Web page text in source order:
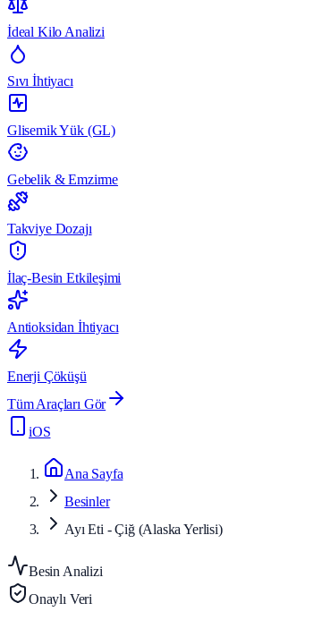
İdeal Kilo Analizi
Sıvı İhtiyacı
Glisemik Yük (GL)
Gebelik & Emzirme
Takviye Dozajı
İlaç-Besin Etkileşimi
Antioksidan İhtiyacı
Enerji Çöküşü
Tüm Araçları Gör
iOS
Ana Sayfa
Besinler
Ayı Eti - Çiğ (Alaska Yerlisi)
Besin Analizi
Onaylı Veri